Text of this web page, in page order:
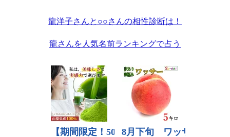
龍洋子さんと○○さんの相性診断は！
龍さんを人気名前ランキングで占う